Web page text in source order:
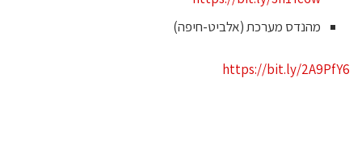
מהנדס מערכת (אלביט-חיפה)
https://bit.ly/